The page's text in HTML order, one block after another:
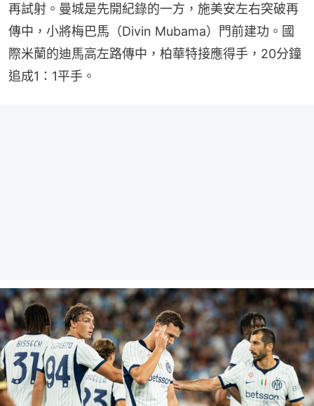
再試射。曼城是先開紀錄的一方，施美安左右突破再
傳中，小將梅巴馬（Divin Mubama）門前建功。國
際米蘭的迪馬高左路傳中，柏華特接應得手，20分鐘
追成1：1平手。